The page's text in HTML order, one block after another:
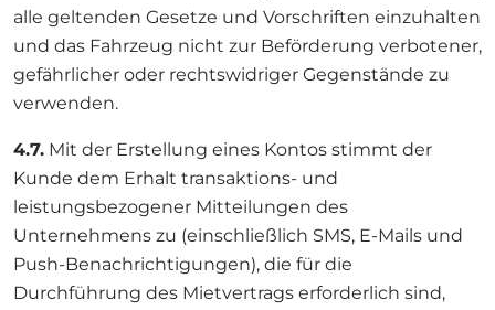
alle geltenden Gesetze und Vorschriften einzuhalten
und das Fahrzeug nicht zur Beförderung verbotener,
gefährlicher oder rechtswidriger Gegenstände zu
verwenden.
4.7. Mit der Erstellung eines Kontos stimmt der
Kunde dem Erhalt transaktions- und
leistungsbezogener Mitteilungen des
Unternehmens zu (einschließlich SMS, E-Mails und
Push-Benachrichtigungen), die für die
Durchführung des Mietvertrags erforderlich sind,